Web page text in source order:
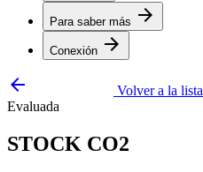
Para saber más arrow_forward
Conexión arrow_forward
arrow_backward
Volver a la lista
Evaluada
STOCK CO2